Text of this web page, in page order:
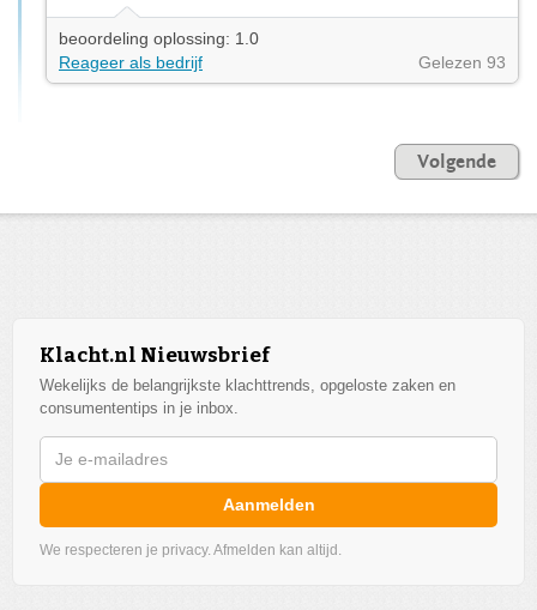
beoordeling oplossing: 1.0
Reageer als bedrijf
Gelezen 93
Volgende
Klacht.nl Nieuwsbrief
Wekelijks de belangrijkste klachttrends, opgeloste zaken en
consumententips in je inbox.
Aanmelden
We respecteren je privacy. Afmelden kan altijd.